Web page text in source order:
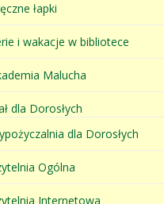
łapki
i wakacje w bibliotece
Malucha
dla Dorosłych
dla Dorosłych
Ogólna
Internetowa